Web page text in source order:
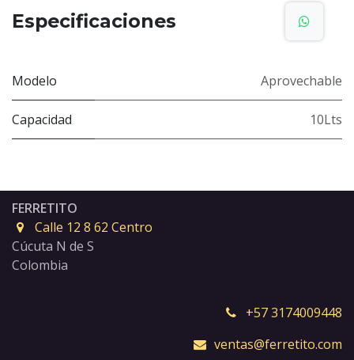
Especificaciones
Modelo Aprovechable
Capacidad 10Lts
FERRETITO
Calle 12 8 62 Centro
Cúcuta N de S
Colombia
+57 3174009448
ventas@ferretito.com